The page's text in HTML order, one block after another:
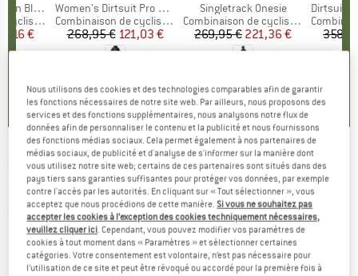
réduit
€
Article
Women's Dirtsuit Pro Edition
Product group
Combinaison de cyclisme
Prix
268,95 €Prix réduit
121,03 €
Article
Singletrack Onesie
Product group
Combinaison de cyclisme
Prix
269,95 € Prix réduit
221,36 €
Article
Dirtsuit Core
Product
SANTINI -Viper Furia - Combinaison de
cyclisme
(0)
Nous utilisons des cookies et des technologies comparables afin de garantir
les fonctions nécessaires de notre site web. Par ailleurs, nous proposons des
services et des fonctions supplémentaires, nous analysons notre flux de
données afin de personnaliser le contenu et la publicité et nous fournissons
des fonctions médias sociaux. Cela permet également à nos partenaires de
médias sociaux, de publicité et d'analyse de s'informer sur la manière dont
vous utilisez notre site web; certains de ces partenaires sont situés dans des
pays tiers sans garanties suffisantes pour protéger vos données, par exemple
contre l'accès par les autorités. En cliquant sur « Tout sélectionner », vous
acceptez que nous procédions de cette manière.Si vous ne souhaitez pas
accepter les cookies à l’exception des cookies techniquement nécessaires,
veuillez cliquer ici. Cependant, vous pouvez modifier vos paramètres de
cookies à tout moment dans « Paramètres » et sélectionner certaines
catégories. Votre consentement est volontaire, n’est pas nécessaire pour
l’utilisation de ce site et peut être révoqué ou accordé pour la première fois à